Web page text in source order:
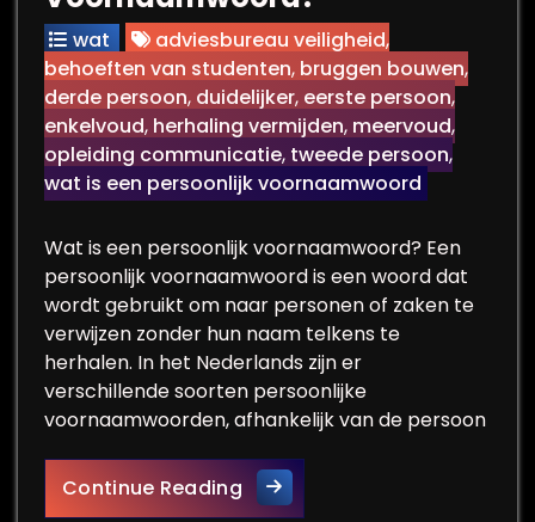
wat adviesbureau veiligheid,
behoeften van studenten, bruggen bouwen,
derde persoon, duidelijker, eerste persoon,
enkelvoud, herhaling vermijden, meervoud,
opleiding communicatie, tweede persoon,
wat is een persoonlijk voornaamwoord
Wat is een persoonlijk voornaamwoord? Een
persoonlijk voornaamwoord is een woord dat
wordt gebruikt om naar personen of zaken te
verwijzen zonder hun naam telkens te
herhalen. In het Nederlands zijn er
verschillende soorten persoonlijke
voornaamwoorden, afhankelijk van de persoon
Continue ReadingHet Belang van Persoonlijke